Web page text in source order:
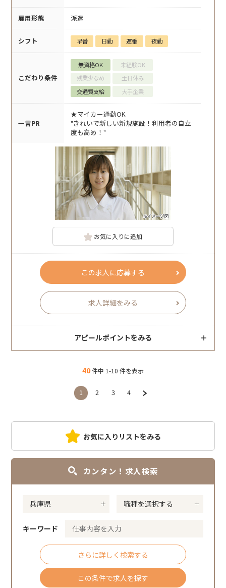
雇用形態 派遣
シフト 早番 日勤 遅番 夜勤
こだわり条件
無資格OK
未経験OK
残業少なめ
土日休み
交通費支給
大手企業
一言PR
★マイカー通勤OK
"きれいで新しい新規施設！利用者の自立
度も高め！"
お気に入りに追加
この求人に応募する
求人詳細をみる
アピールポイントをみる
40件中 1-10 件を表示
1 2 3 4
お気に入りリストをみる
カンタン！求人検索
キーワード
さらに詳しく検索する
この条件で求人を探す